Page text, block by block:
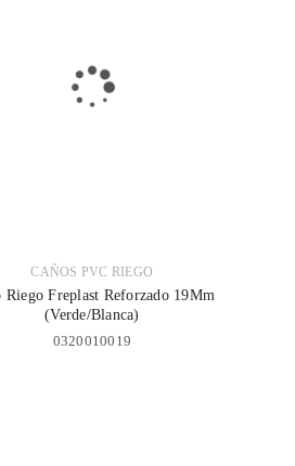
ACCEDER
CAÑOS PVC RIEGO
Riego Freplast Reforzado 19Mm
(Verde/Blanca)
0320010019